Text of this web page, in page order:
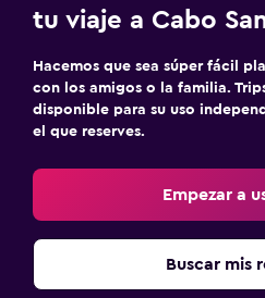
Club infantil
Parque infantil
Lavandería
Lavandería
Servicios de lavandería/
Plancha y tabla de planchar
tu viaje a Cabo
Hacemos que sea súper fácil
con los amigos o la familia.
disponible para su uso
el que reserves.
Empezar a
Buscar mis